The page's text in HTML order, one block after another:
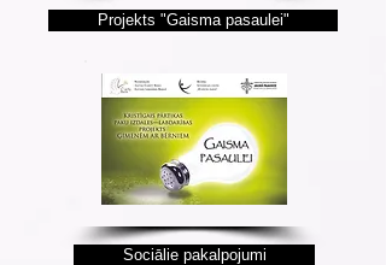
Projekts "Gaisma pasaulei"
Sociālie pakalpojumi